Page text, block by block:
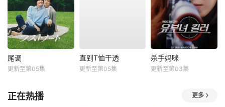
尾调
更新至第05集
直到T恤干透
更新至第05集
杀手妈咪
更新至第03集
正在热播 更多